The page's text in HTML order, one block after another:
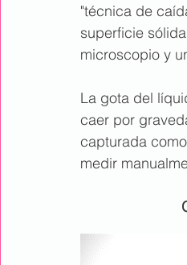
"técnica de
superficie
microscopio y
La gota del
caer por
capturada
medir